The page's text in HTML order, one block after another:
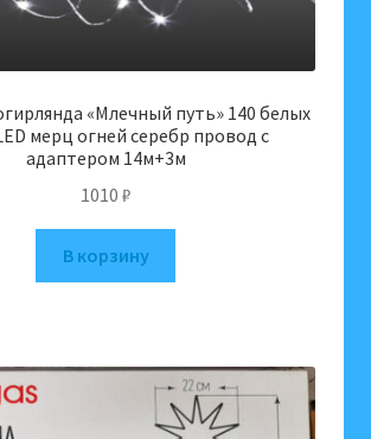
«Млечный путь» 140 белых
мерц огней серебр провод c
адаптером 14м+3м
1010 ₽
В корзину